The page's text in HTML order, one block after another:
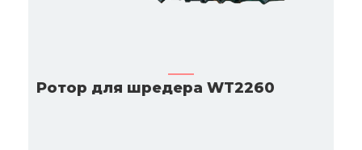
Ротор для шредера WT2260